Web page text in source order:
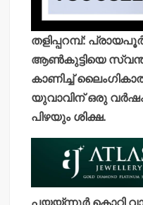
തളിപ്പറമ്പ്:
ആണ്‍കുട്ടിയെ
കാണിച്ച്
യുവാവിന് ഒരു വര്‍ഷം
പിഴയും ശിക്ഷ.